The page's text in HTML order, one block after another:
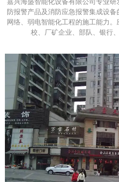
防报警产品及消防应急报警集成设
网络、弱电智能化工程的施工能力
校、厂矿企业、部队、银行